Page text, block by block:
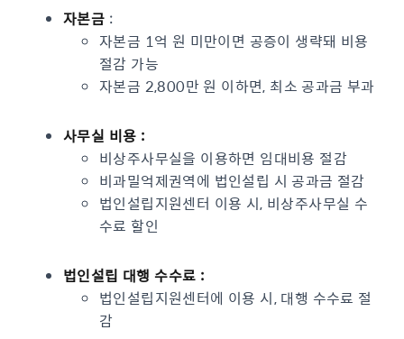
자본금 :
자본금 1억 원 미만이면 공증이 생략돼 비용
절감 가능
자본금 2,800만 원 이하면, 최소 공과금 부과
사무실 비용 :
비상주사무실을 이용하면 임대비용 절감
비과밀억제권역에 법인설립 시 공과금 절감
법인설립지원센터 이용 시, 비상주사무실 수
수료 할인
법인설립 대행 수수료 :
법인설립지원센터에 이용 시, 대행 수수료 절
감